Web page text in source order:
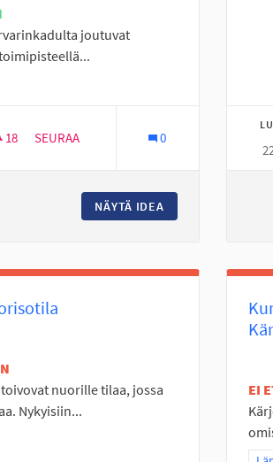
joutuvat
Läntinen Seinäjoki
18 18 SEURAAJAA
SEURAA
KÄVELY-/PYÖRÄILYTIE
0
NÄYTÄ IDEA KÄVELY-/
nuorille tilaa, jossa
Nykyisiin...
Läntinen Seinäjoki
EI